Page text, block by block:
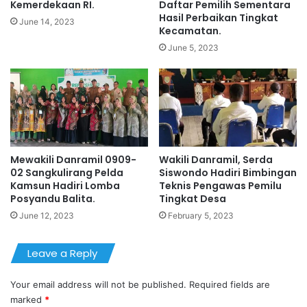
Kemerdekaan RI.
June 14, 2023
Daftar Pemilih Sementara
Hasil Perbaikan Tingkat
Kecamatan.
June 5, 2023
Mewakili Danramil 0909-
02 Sangkulirang Pelda
Kamsun Hadiri Lomba
Posyandu Balita.
June 12, 2023
Wakili Danramil, Serda
Siswondo Hadiri Bimbingan
Teknis Pengawas Pemilu
Tingkat Desa
February 5, 2023
Leave a Reply
Your email address will not be published. Required fields are
marked *